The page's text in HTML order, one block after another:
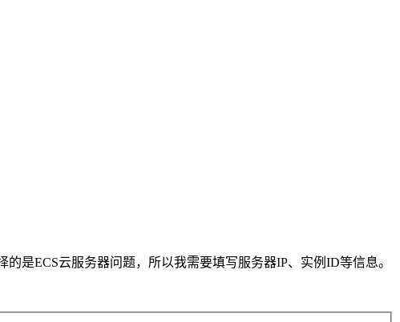
是ECS云服务器问题，所以我需要填写服务器IP、实例ID等信息。